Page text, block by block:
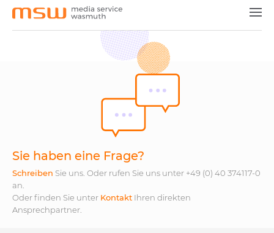
Medien & Vermarkter
Agenturen & Dienstleister
Unsere Produkte
Kontakt
Sie haben eine Frage?
Schreiben Sie uns. Oder rufen Sie uns unter +49 (0) 40 374117-0
an.
Oder finden Sie unter Kontakt Ihren direkten
Ansprechpartner.